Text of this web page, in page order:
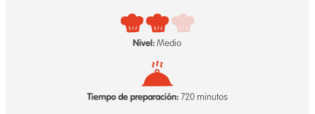
Nivel: Medio
Tiempo de preparación:720 minutos